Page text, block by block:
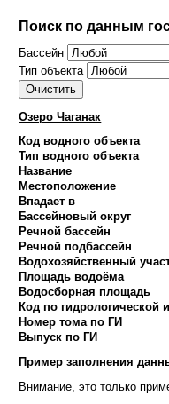
Поиск по данным
Бассейн
Тип объекта
Озеро Чаганак
Код водного объекта
Тип водного объекта
Название
Местоположение
Впадает в
Бассейновый округ
Речной бассейн
Речной подбассейн
Водохозяйственный
Площадь водоёма
Водосборная площадь
Код по гидрологической
Номер тома по ГИ
Выпуск по ГИ
Пример заполнения
Внимание, это только